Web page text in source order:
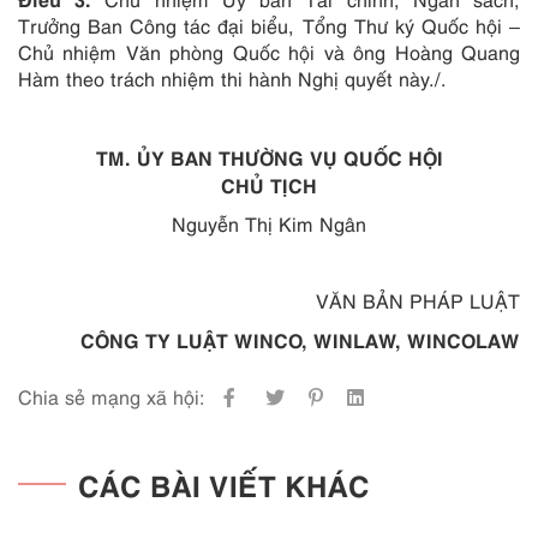
Trưởng Ban Công tác đại biểu, Tổng Thư ký Quốc hội –
Chủ nhiệm Văn phòng Quốc hội và ông Hoàng Quang
Hàm theo trách nhiệm thi hành Nghị quyết này./.
TM. ỦY BAN THƯỜNG VỤ QUỐC HỘI
CHỦ TỊCH
Nguyễn Thị Kim Ngân
VĂN BẢN PHÁP LUẬT
CÔNG TY LUẬT WINCO, WINLAW, WINCOLAW
Chia sẻ mạng xã hội:
CÁC BÀI VIẾT KHÁC